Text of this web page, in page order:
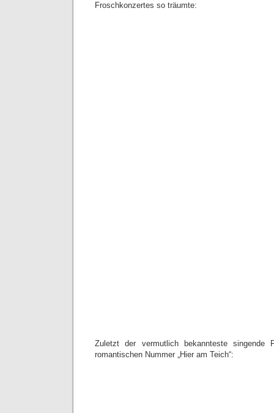
Froschkonzertes so träumte:
Zuletzt der vermutlich bekannteste singende
romantischen Nummer „Hier am Teich“: